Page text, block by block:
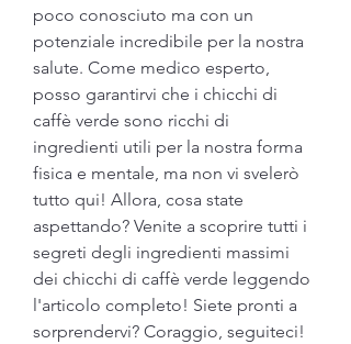
poco conosciuto ma con un
potenziale incredibile per la nostra
salute. Come medico esperto,
posso garantirvi che i chicchi di
caffè verde sono ricchi di
ingredienti utili per la nostra forma
fisica e mentale, ma non vi svelerò
tutto qui! Allora, cosa state
aspettando? Venite a scoprire tutti i
segreti degli ingredienti massimi
dei chicchi di caffè verde leggendo
l'articolo completo! Siete pronti a
sorprendervi? Coraggio, seguiteci!